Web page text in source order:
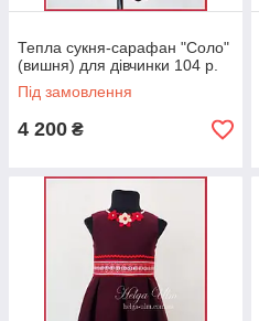
Тепла сукня-сарафан "Соло"
(вишня) для дівчинки 104 р.
Під замовлення
4 200 ₴